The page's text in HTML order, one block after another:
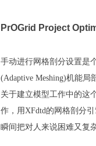
PrOGrid Project
手动进行网格剖分设置是
(Adaptive Meshing)机能局
关于建立模型工作中的这
作，用XFdtd的网格剖分
瞬间把对人来说困难又复